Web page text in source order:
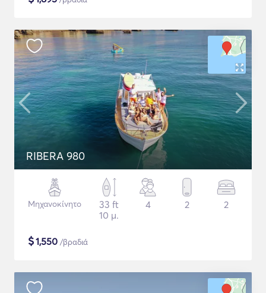
RIBERA 980
Μηχανοκίνητο
33 ft
10 μ.
4 2 2
$1,550 /βραδιά